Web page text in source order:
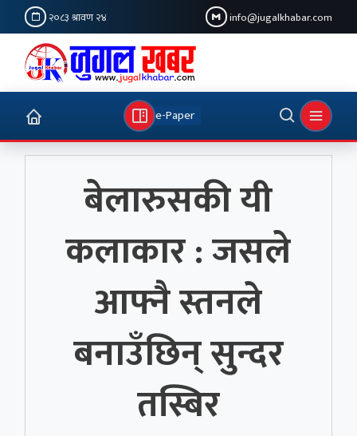
२०८३ श्रावण २४ info@jugalkhabar.com
e-Paper
बेलारुसकी यी
कलाकार : जसले
आफ्नै स्तनले
बनाउँछिन् सुन्दर
तस्बिर